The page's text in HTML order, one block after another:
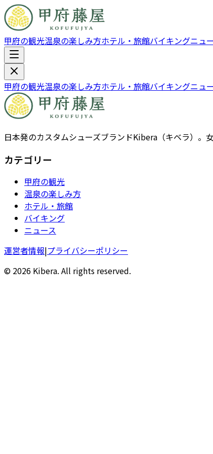
甲府の観光温泉の楽しみ方ホテル・旅館バイキングニュ
甲府の観光温泉の楽しみ方ホテル・旅館バイキングニュ
日本発のカスタムシューズブランドKibera（キベラ）。
カテゴリー
甲府の観光
温泉の楽しみ方
ホテル・旅館
バイキング
ニュース
運営者情報|プライバシーポリシー
© 2026 Kibera. All rights reserved.